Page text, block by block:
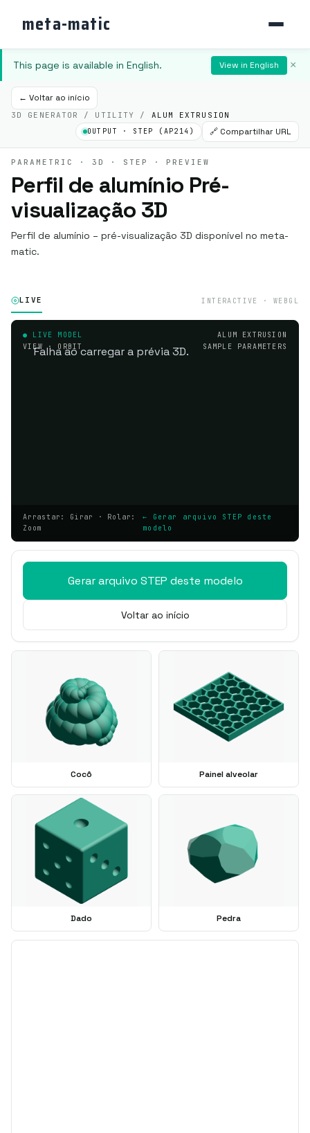
meta-matic
This page is available in English. View in English ×
← Voltar ao início
3D GENERATOR / UTILITY / ALUM EXTRUSION
OUTPUT · STEP (AP214) 🔗 Compartilhar URL
PARAMETRIC · 3D · STEP · PREVIEW
Perfil de alumínio Pré-
visualização 3D
Perfil de alumínio – pré-visualização 3D disponível no meta-
matic.
LIVE INTERACTIVE · WEBGL
● LIVE MODEL
VIEW · ORBIT
ALUM EXTRUSION
SAMPLE PARAMETERS
Falha ao carregar a prévia 3D.
Arrastar: Girar · Rolar:
Zoom
← Gerar arquivo STEP deste
modelo
Gerar arquivo STEP deste modelo
Voltar ao início
Cocô Painel alveolar
Dado Pedra